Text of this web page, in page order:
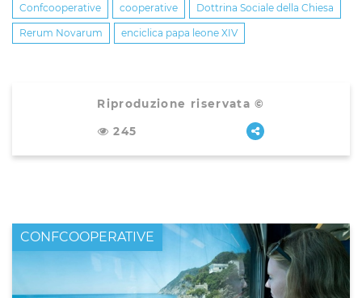
Confcooperative cooperative Dottrina Sociale della Chiesa
Rerum Novarum enciclica papa leone XIV
Riproduzione riservata ©
245
CONFCOOPERATIVE